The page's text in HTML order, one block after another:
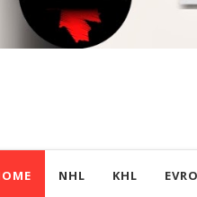
NHL KHL